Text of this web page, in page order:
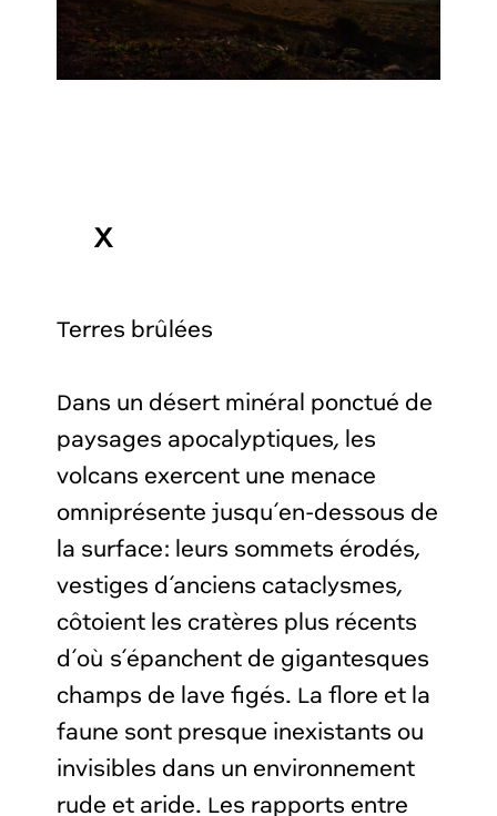
Terres brûlées
Dans un désert minéral ponctué de
paysages apocalyptiques, les
volcans exercent une menace
omniprésente jusqu’en-dessous de
la surface : leurs sommets érodés,
vestiges d’anciens cataclysmes,
côtoient les cratères plus récents
d’où s’épanchent de gigantesques
champs de lave figés. La flore et la
faune sont presque inexistants ou
invisibles dans un environnement
rude et aride. Les rapports entre
X